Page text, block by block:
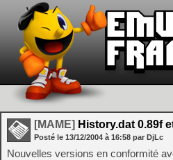
[MAME] History.dat 0.89f
Posté le 13/12/2004 à 16:58 par DjLc
Nouvelles versions en conformité